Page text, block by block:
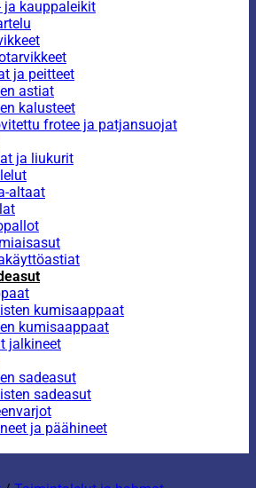
ja kauppaleikit
ja peitteet
astiat
kalusteet
frotee ja patjansuojat
ja liukurit
altaat
kumisaappaat
kumisaappaat
jalkineet
sadeasut
sadeasut
ja päähineet